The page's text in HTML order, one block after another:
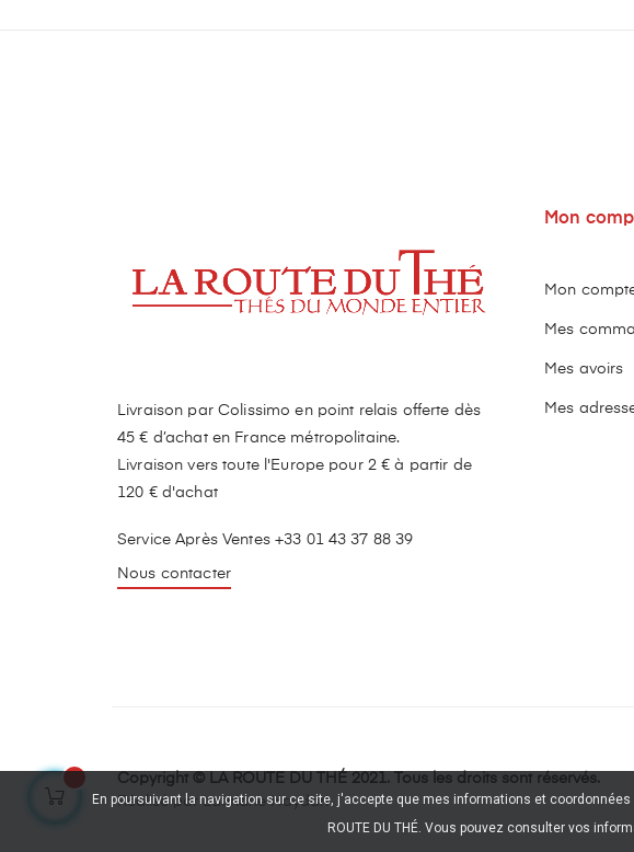
Livraison par Colissimo en point relais offerte dès
45 € d’achat en France métropolitaine.
Livraison vers toute l'Europe pour 2 € à partir de
120 € d'achat
Service Après Ventes +33 01 43 37 88 39
Nous contacter
Mon
Mon
Mes
Mes avoirs
Mes
Copyright © LA ROUTE DU THÉ 2021. Tous les droits sont réservés.
Réalisé par Lauriane Haydari
En poursuivant la navigation sur ce site, j'accepte que mes informations et
ROUTE DU THÉ. Vous pouvez consulter vos